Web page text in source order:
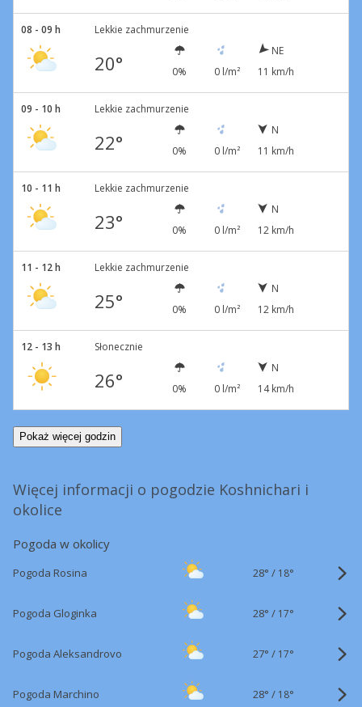
08 - 09 h Lekkie zachmurzenie
20° 0% 0 l/m²
NE
11 km/h
09 - 10 h Lekkie zachmurzenie
22° 0% 0 l/m²
N
11 km/h
10 - 11 h Lekkie zachmurzenie
23° 0% 0 l/m²
N
12 km/h
11 - 12 h Lekkie zachmurzenie
25° 0% 0 l/m²
N
12 km/h
12 - 13 h Słonecznie
26° 0% 0 l/m²
N
14 km/h
Pokaż więcej godzin
Więcej informacji o pogodzie Koshnichari i
okolice
Pogoda w okolicy
Pogoda Rosina 28° / 18°
Pogoda Gloginka 28° / 17°
Pogoda Aleksandrovo 27° / 17°
Pogoda Marchino 28° / 18°